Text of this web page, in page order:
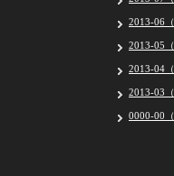
2013-06（
2013-05（
2013-04（
2013-03（
0000-00（